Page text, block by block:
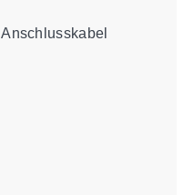
Anschlusskabel